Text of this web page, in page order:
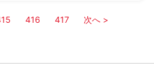
推進)416 417 次へ >